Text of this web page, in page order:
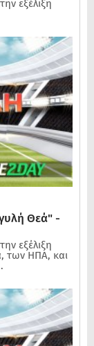
εξέλιξη
Θεά" -
εξέλιξη
των ΗΠΑ, και